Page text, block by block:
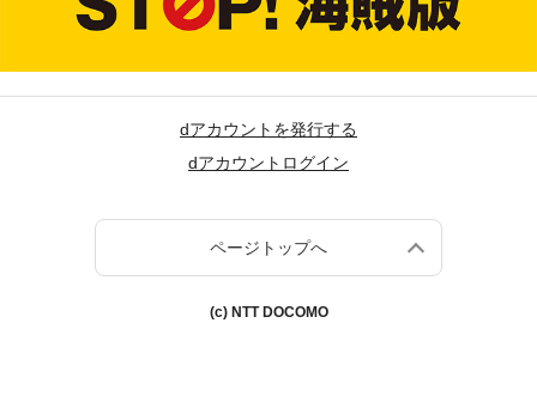
dアカウントを発行する
dアカウントログイン
ページトップへ
(c) NTT DOCOMO